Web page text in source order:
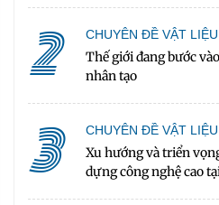
2 CHUYÊN ĐỀ VẬT
Thế giới đang bước
nhân tạo
3 CHUYÊN ĐỀ VẬT
Xu hướng và triển
dựng công nghệ cao